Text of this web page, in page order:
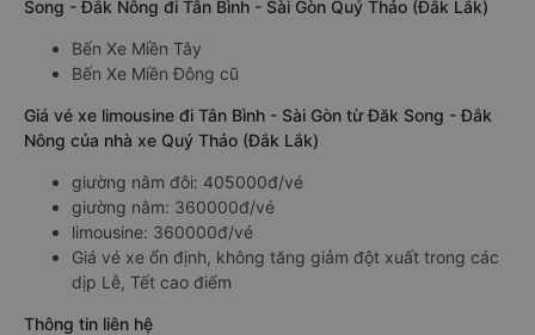
Song - Đắk Nông đi Tân Bình - Sài Gòn Quý Thảo (Đắk Lắk)
Bến Xe Miền Tây
Bến Xe Miền Đông cũ
Giá vé xe limousine đi Tân Bình - Sài Gòn từ Đăk Song - Đắk
Nông của nhà xe Quý Thảo (Đắk Lắk)
giường nằm đôi: 405000đ/vé
giường nằm: 360000đ/vé
limousine: 360000đ/vé
Giá vé xe ổn định, không tăng giảm đột xuất trong các
dịp Lễ, Tết cao điểm
Thông tin liên hệ